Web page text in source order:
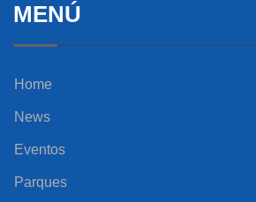
MENÚ
Home
News
Eventos
Parques